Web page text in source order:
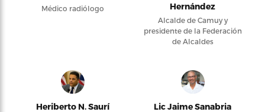
Médico radiólogo
Hernández
Alcalde de Camuy y
presidente de la Federación
de Alcaldes
Heriberto N. Saurí Lic Jaime Sanabria